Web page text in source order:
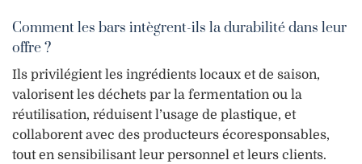
Comment les bars intègrent-ils la durabilité dans leur
offre ?
Ils privilégient les ingrédients locaux et de saison,
valorisent les déchets par la fermentation ou la
réutilisation, réduisent l’usage de plastique, et
collaborent avec des producteurs écoresponsables,
tout en sensibilisant leur personnel et leurs clients.